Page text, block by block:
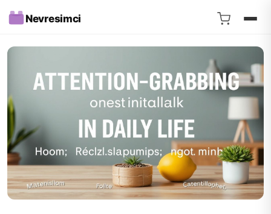
Nevresimci